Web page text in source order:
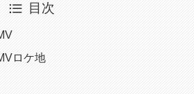
目次
ロケ地